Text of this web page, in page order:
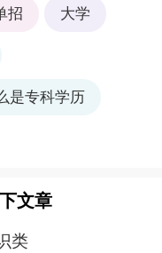
招 大学
是专科学历
文章
类